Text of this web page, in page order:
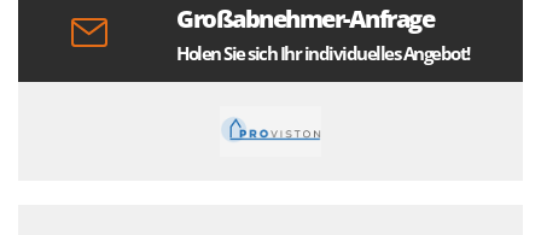
Großabnehmer-Anfrage
Holen Sie sich Ihr individuelles Angebot!